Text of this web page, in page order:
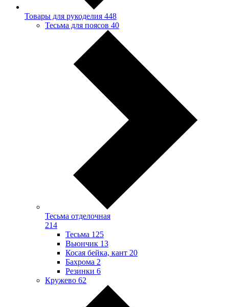
Товары для рукоделия 448
Тесьма для поясов 40
Тесьма отделочная
214
Тесьма 125
Вьюнчик 13
Косая бейка, кант 20
Бахрома 2
Резинки 6
Кружево 62